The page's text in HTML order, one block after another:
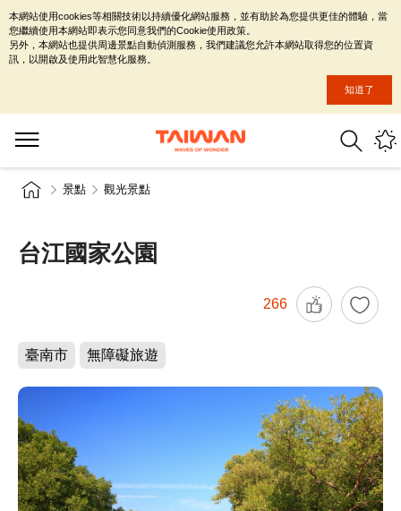
景點 觀光景點
台江國家公園
266
臺南市 無障礙旅遊
本網站使用cookies等相關技術以持續優化網站服務，並有助於為您提供更佳的體驗，當
您繼續使用本網站即表示您同意我們的Cookie使用政策。
另外，本網站也提供周邊景點自動偵測服務，我們建議您允許本網站取得您的位置資
訊，以開啟及使用此智慧化服務。
知道了